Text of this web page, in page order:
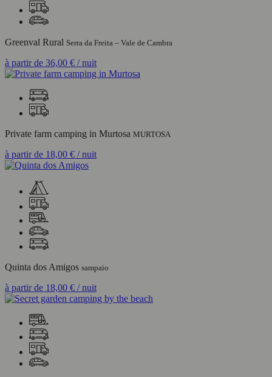
Greenval Rural Serra da Freita – Vale de Cambra
à partir de 36,00 € / nuit
Private farm camping in Murtosa MURTOSA
à partir de 18,00 € / nuit
Quinta dos Amigos sampaio
à partir de 18,00 € / nuit